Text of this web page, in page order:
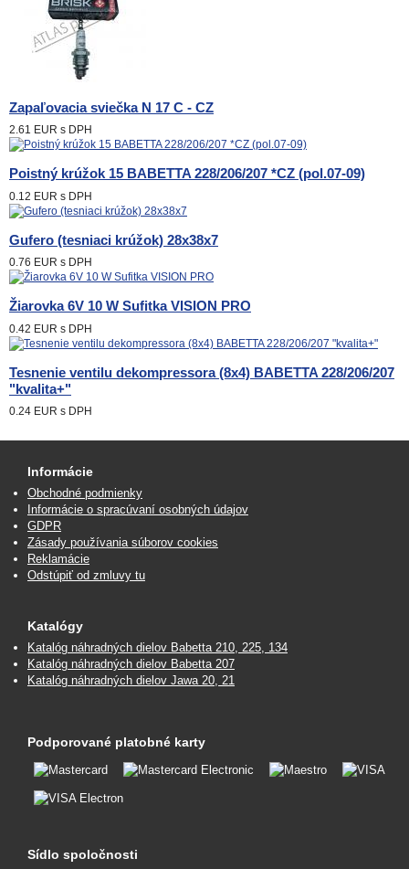
Zapaľovacia sviečka N 17 C - CZ
2.61 EUR s DPH
Poistný krúžok 15 BABETTA 228/206/207 *CZ (pol.07-09)
0.12 EUR s DPH
Gufero (tesniaci krúžok) 28x38x7
0.76 EUR s DPH
Žiarovka 6V 10 W Sufitka VISION PRO
0.42 EUR s DPH
Tesnenie ventilu dekompressora (8x4) BABETTA 228/206/207
"kvalita+"
0.24 EUR s DPH
Informácie
Obchodné podmienky
Informácie o spracúvaní osobných údajov
GDPR
Zásady používania súborov cookies
Reklamácie
Odstúpiť od zmluvy tu
Katalógy
Katalóg náhradných dielov Babetta 210, 225, 134
Katalóg náhradných dielov Babetta 207
Katalóg náhradných dielov Jawa 20, 21
Podporované platobné karty
Sídlo spoločnosti